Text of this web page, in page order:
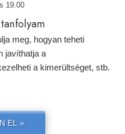
19.00
meg, hogyan teheti
javíthatja a
a kimerültséget, stb.
EL »